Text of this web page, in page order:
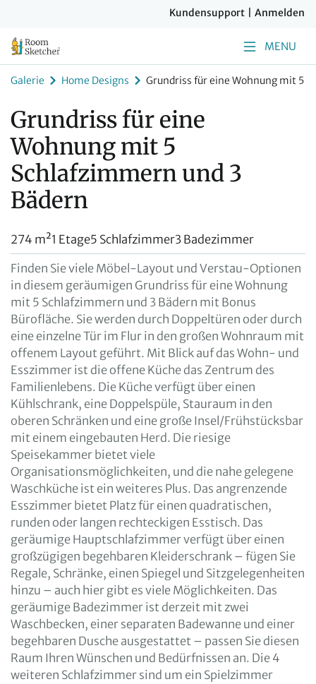
Kundensupport Anmelden
MENU
Galerie Home Designs Grundriss für eine Wohnung mit 5
Grundriss für eine
Wohnung mit 5
Schlafzimmern und 3
Bädern
274 m²1 Etage5 Schlafzimmer3 Badezimmer
Finden Sie viele Möbel-Layout und Verstau-Optionen
in diesem geräumigen Grundriss für eine Wohnung
mit 5 Schlafzimmern und 3 Bädern mit Bonus
Bürofläche. Sie werden durch Doppeltüren oder durch
eine einzelne Tür im Flur in den großen Wohnraum mit
offenem Layout geführt. Mit Blick auf das Wohn- und
Esszimmer ist die offene Küche das Zentrum des
Familienlebens. Die Küche verfügt über einen
Kühlschrank, eine Doppelspüle, Stauraum in den
oberen Schränken und eine große Insel/Frühstücksbar
mit einem eingebauten Herd. Die riesige
Speisekammer bietet viele
Organisationsmöglichkeiten, und die nahe gelegene
Waschküche ist ein weiteres Plus. Das angrenzende
Esszimmer bietet Platz für einen quadratischen,
runden oder langen rechteckigen Esstisch. Das
geräumige Hauptschlafzimmer verfügt über einen
großzügigen begehbaren Kleiderschrank – fügen Sie
Regale, Schränke, einen Spiegel und Sitzgelegenheiten
hinzu – auch hier gibt es viele Möglichkeiten. Das
geräumige Badezimmer ist derzeit mit zwei
Waschbecken, einer separaten Badewanne und einer
begehbaren Dusche ausgestattet – passen Sie diesen
Raum Ihren Wünschen und Bedürfnissen an. Die 4
weiteren Schlafzimmer sind um ein Spielzimmer